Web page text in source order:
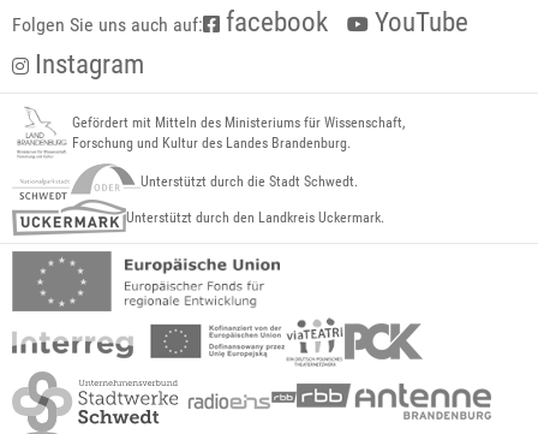
Folgen Sie uns auch auf: facebook
YouTube
Instagram
Gefördert mit Mitteln des Ministeriums für Wissenschaft,
Forschung und Kultur des Landes Brandenburg.
Unterstützt durch die Stadt Schwedt.
Unterstützt durch den Landkreis Uckermark.